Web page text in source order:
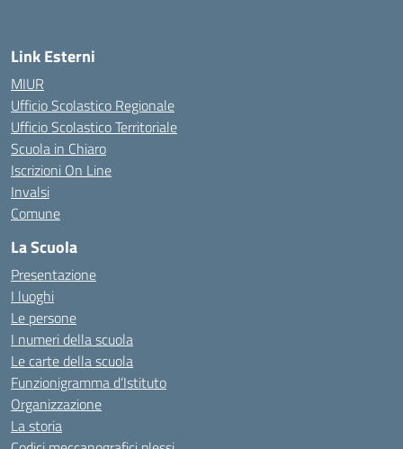
Link Esterni
MIUR
Ufficio Scolastico Regionale
Ufficio Scolastico Territoriale
Scuola in Chiaro
Iscrizioni On Line
Invalsi
Comune
La Scuola
Presentazione
I luoghi
Le persone
I numeri della scuola
Le carte della scuola
Funzionigramma d’Istituto
Organizzazione
La storia